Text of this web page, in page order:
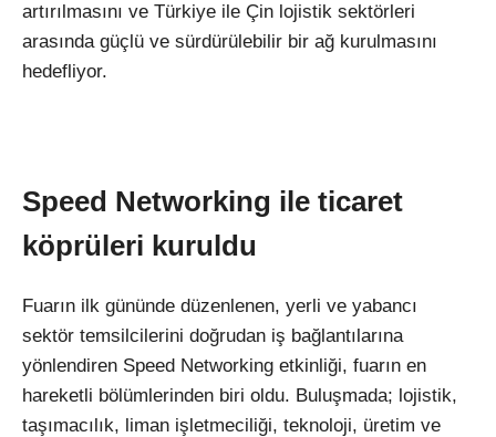
artırılmasını ve Türkiye ile Çin lojistik sektörleri
arasında güçlü ve sürdürülebilir bir ağ kurulmasını
hedefliyor.
Speed Networking ile ticaret
köprüleri kuruldu
Fuarın ilk gününde düzenlenen, yerli ve yabancı
sektör temsilcilerini doğrudan iş bağlantılarına
yönlendiren Speed Networking etkinliği, fuarın en
hareketli bölümlerinden biri oldu. Buluşmada; lojistik,
taşımacılık, liman işletmeciliği, teknoloji, üretim ve